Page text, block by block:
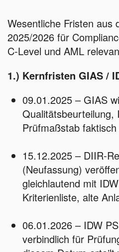
Wesentliche Fristen aus
2025/2026 für
C‑Level und AML
1.) Kernfristen GIAS /
09.01.2025 – GIAS
Qualitätsbeurteilung,
Prüfmaßstab
15.12.2025 –
(Neufassung)
gleichlautend mit
Kriterienliste, alte
06.01.2026 – IDW
verbindlich für